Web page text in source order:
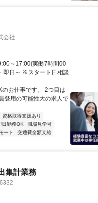
会社
～17:00(実働7時間00
即日～ ※スタート日相談
お仕事です。 2つ目は
登用の可能性大の求人で
資格取得支援あり
日勤務OK
職場見学可
ート
交通費全額支給
集計業務